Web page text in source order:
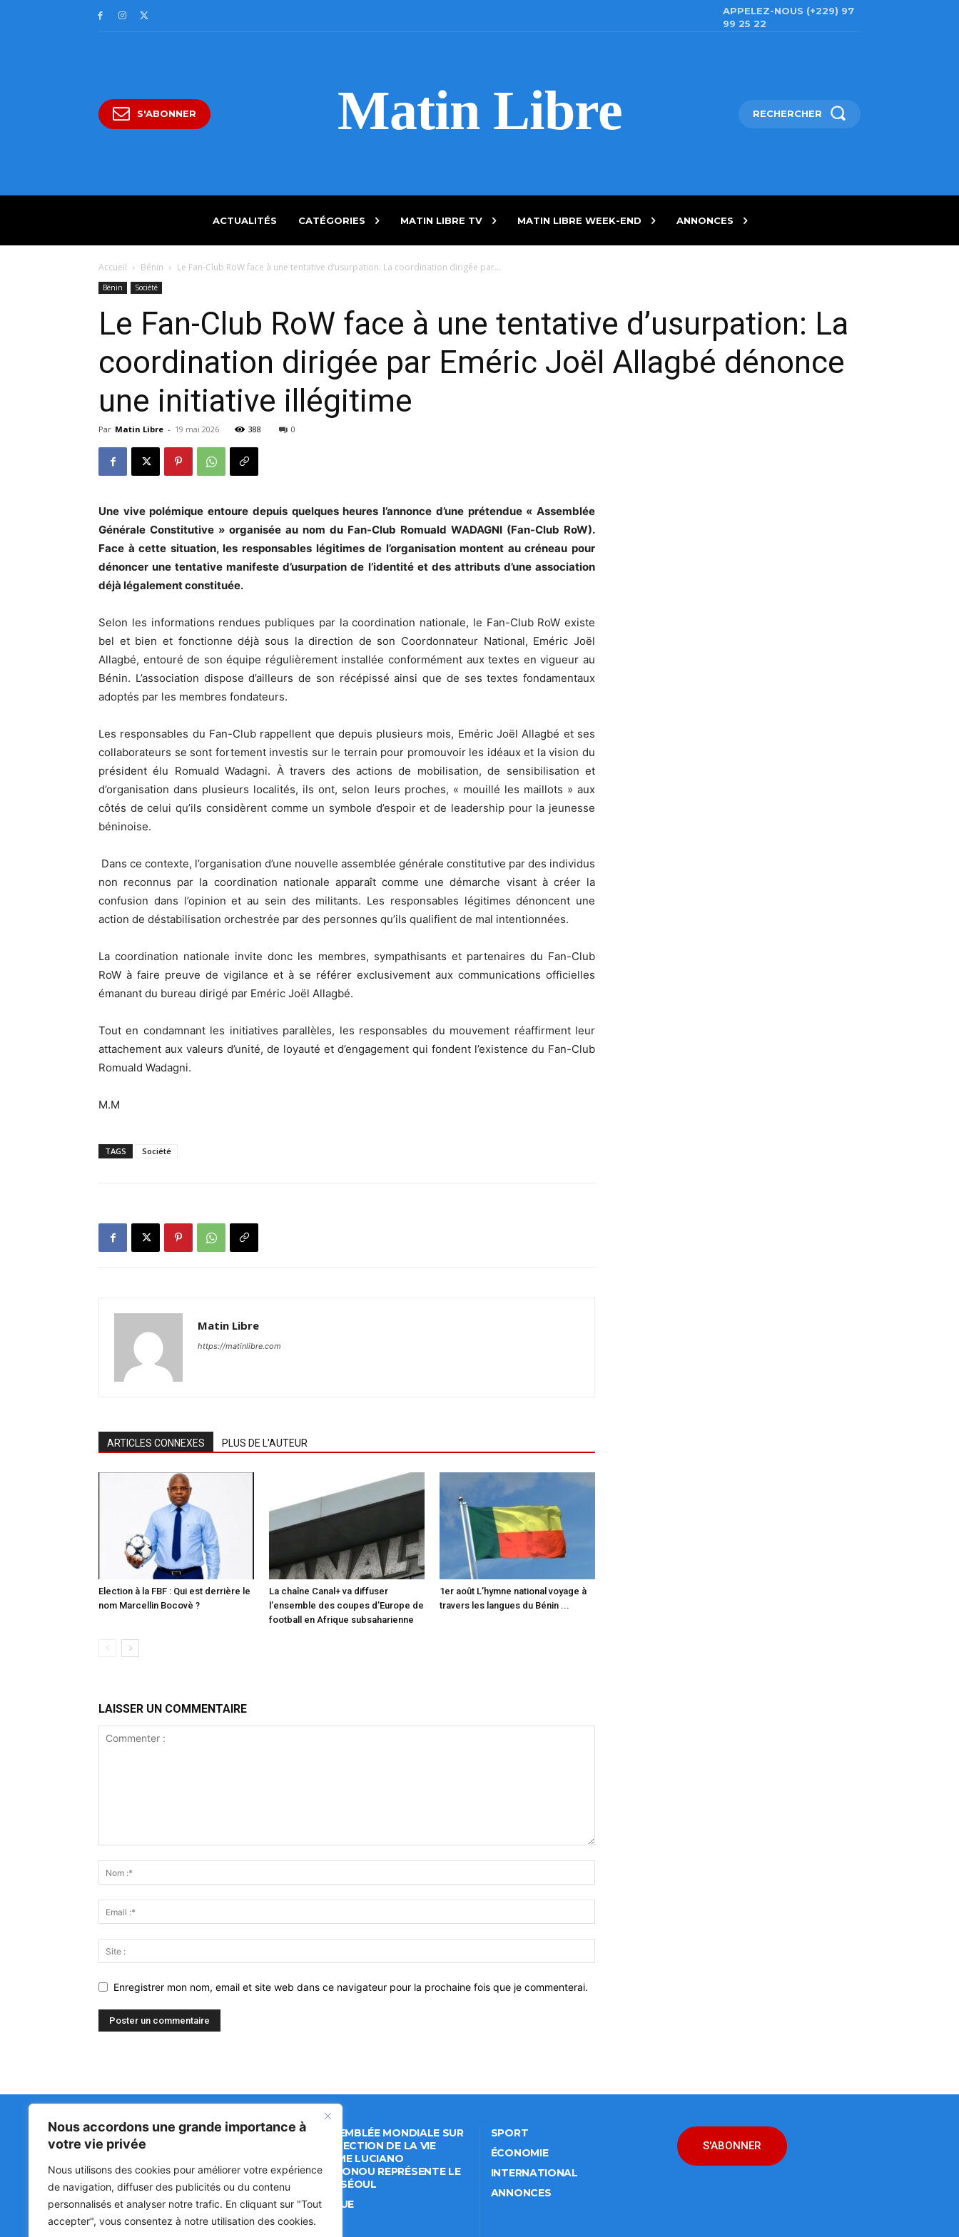
Nous accordons une grande importance à
votre vie privée
Nous utilisons des cookies pour améliorer votre expérience
de navigation, diffuser des publicités ou du contenu
personnalisés et analyser notre trafic. En cliquant sur "Tout
accepter", vous consentez à notre utilisation des cookies.
APPELEZ-NOUS (+229) 97
99 25 22
S'ABONNER Matin Libre RECHERCHER
ACTUALITÉS CATÉGORIES MATIN LIBRE TV MATIN LIBRE WEEK-END ANNONCES
Accueil Bénin Le Fan-Club RoW face à une tentative d’usurpation: La coordination dirigée par...
Bénin Société
Le Fan-Club RoW face à une tentative d’usurpation: La
coordination dirigée par Eméric Joël Allagbé dénonce
une initiative illégitime
Par Matin Libre - 19 mai 2026 388 0
Une vive polémique entoure depuis quelques heures l’annonce d’une prétendue « Assemblée
Générale Constitutive » organisée au nom du Fan-Club Romuald WADAGNI (Fan-Club RoW).
Face à cette situation, les responsables légitimes de l’organisation montent au créneau pour
dénoncer une tentative manifeste d’usurpation de l’identité et des attributs d’une association
déjà légalement constituée.
Selon les informations rendues publiques par la coordination nationale, le Fan-Club RoW existe
bel et bien et fonctionne déjà sous la direction de son Coordonnateur National, Eméric Joël
Allagbé, entouré de son équipe régulièrement installée conformément aux textes en vigueur au
Bénin. L’association dispose d’ailleurs de son récépissé ainsi que de ses textes fondamentaux
adoptés par les membres fondateurs.
Les responsables du Fan-Club rappellent que depuis plusieurs mois, Eméric Joël Allagbé et ses
collaborateurs se sont fortement investis sur le terrain pour promouvoir les idéaux et la vision du
président élu Romuald Wadagni. À travers des actions de mobilisation, de sensibilisation et
d’organisation dans plusieurs localités, ils ont, selon leurs proches, « mouillé les maillots » aux
côtés de celui qu’ils considèrent comme un symbole d’espoir et de leadership pour la jeunesse
béninoise.
Dans ce contexte, l’organisation d’une nouvelle assemblée générale constitutive par des individus
non reconnus par la coordination nationale apparaît comme une démarche visant à créer la
confusion dans l’opinion et au sein des militants. Les responsables légitimes dénoncent une
action de déstabilisation orchestrée par des personnes qu’ils qualifient de mal intentionnées.
La coordination nationale invite donc les membres, sympathisants et partenaires du Fan-Club
RoW à faire preuve de vigilance et à se référer exclusivement aux communications officielles
émanant du bureau dirigé par Eméric Joël Allagbé.
Tout en condamnant les initiatives parallèles, les responsables du mouvement réaffirment leur
attachement aux valeurs d’unité, de loyauté et d’engagement qui fondent l’existence du Fan-Club
Romuald Wadagni.
M.M
TAGS Société
Matin Libre
https://matinlibre.com
ARTICLES CONNEXES PLUS DE L'AUTEUR
Election à la FBF : Qui est derrière le
nom Marcellin Bocovè ?
La chaîne Canal+ va diffuser
l’ensemble des coupes d’Europe de
football en Afrique subsaharienne
1er août L’hymne national voyage à
travers les langues du Bénin ...
LAISSER UN COMMENTAIRE
Enregistrer mon nom, email et site web dans ce navigateur pour la prochaine fois que je commenterai.
Matin Libre
Premiers sur l'info !
47ᵉ ASSEMBLÉE MONDIALE SUR
LA PROTECTION DE LA VIE
PRIVÉE: ME LUCIANO
HOUNKPONOU REPRÉSENTE LE
BÉNIN À SÉOUL
POLITIQUE
SOCIÉTÉ
SPORT
ÉCONOMIE
INTERNATIONAL
ANNONCES
S'ABONNER